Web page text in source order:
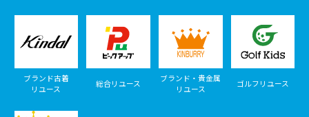
ブランド古着
リユース
総合リユース
ブランド・貴金属
リユース
ゴルフリユース